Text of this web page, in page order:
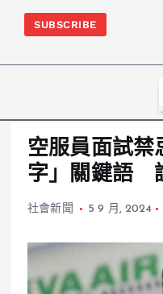
SUBSCRIBE
空服員面試禁
字」關鍵語
社會新聞 5 9 月, 2024